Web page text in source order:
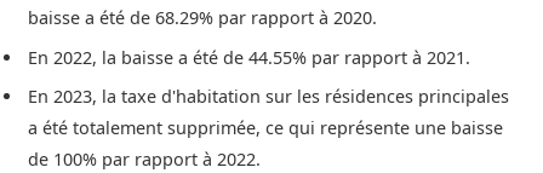
baisse a été de 68.29% par rapport à 2020.
En 2022, la baisse a été de 44.55% par rapport à 2021.
En 2023, la taxe d'habitation sur les résidences principales
a été totalement supprimée, ce qui représente une baisse
de 100% par rapport à 2022.